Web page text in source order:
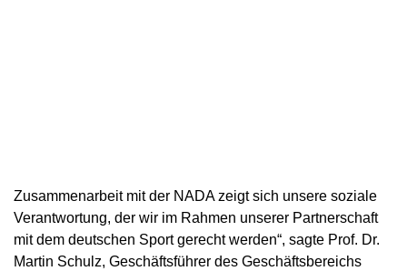
STELLENANGEBOTE
ÜBERSICHT DIGITALES ANGEBOT DER NADA
Zusammenarbeit mit der NADA zeigt sich unsere soziale
Verantwortung, der wir im Rahmen unserer Partnerschaft
mit dem deutschen Sport gerecht werden“, sagte Prof. Dr.
Martin Schulz, Geschäftsführer des Geschäftsbereichs